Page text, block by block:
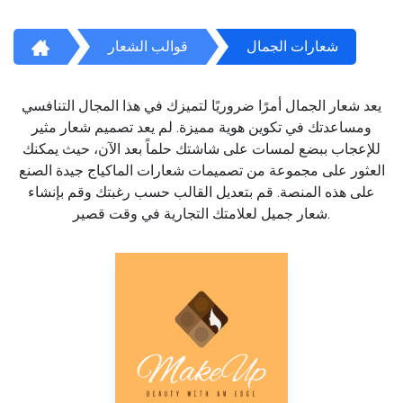
قوالب الشعار شعارات الجمال
يعد شعار الجمال أمرًا ضروريًا لتميزك في هذا المجال التنافسي
ومساعدتك في تكوين هوية مميزة. لم يعد تصميم شعار مثير
للإعجاب ببضع لمسات على شاشتك حلماً بعد الآن، حيث يمكنك
العثور على مجموعة من تصميمات شعارات الماكياج جيدة الصنع
على هذه المنصة. قم بتعديل القالب حسب رغبتك وقم بإنشاء
شعار جميل لعلامتك التجارية في وقت قصير.